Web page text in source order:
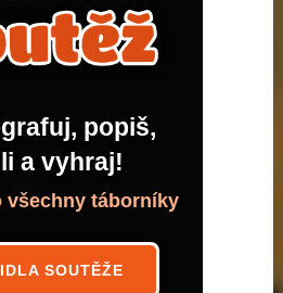
popiš,
a vyhraj!
všechny táborníky
SOUTĚŽE